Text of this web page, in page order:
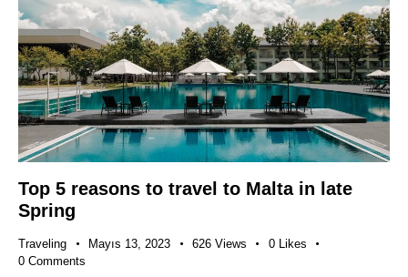
Top 5 reasons to travel to Malta in late
Spring
Traveling Mayıs 13, 2023 626 Views 0 Likes
0 Comments